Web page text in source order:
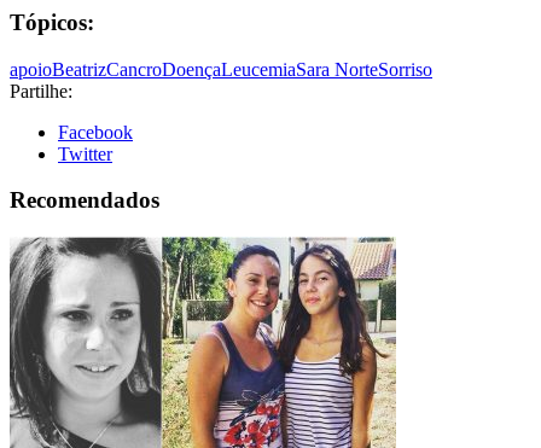
Tópicos:
apoioBeatrizCancroDoençaLeucemiaSara NorteSorriso
Partilhe:
Facebook
Twitter
Recomendados